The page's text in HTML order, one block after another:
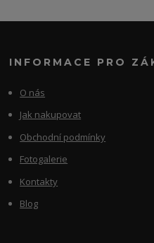
INFORMACE PRO
O nás
Jak nakupovat
Obchodní podmínky
Fotogalerie
Kontakty
Blog